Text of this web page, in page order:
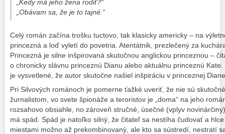
„Kedy má jeho žena rodiť?“
„Obávam sa, že je to tajné.“
Celý román začína trošku tuctovo, tak klasicky americky – na
princezná a loď vyletí do povetria. Atentátnik, prezlečený za
Princezná je silne inšpirovaná skutočnou anglickou princeznou –
o chronicky slávnu princeznú Dianu alebo aktuálnu princeznú
je vysvetlené, že autor skutočne našiel inšpiráciu v princeznej
Pri Silvových románoch je pomerne ťažké uveriť, že nie sú
žurnalistom, vo svete špionáže a teroristov je „doma“ na jeho
rozsahovo obsiahle, no zároveň stručné, úsečné (vplyv
má spád. Spád je natoľko silný, že čitateľ sa nestíha čudovať a
miestami možno až prekombinovaný, ale kto sa sústredí, nestratí